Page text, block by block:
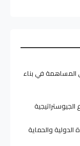
المساهمة في بناء
والحماية